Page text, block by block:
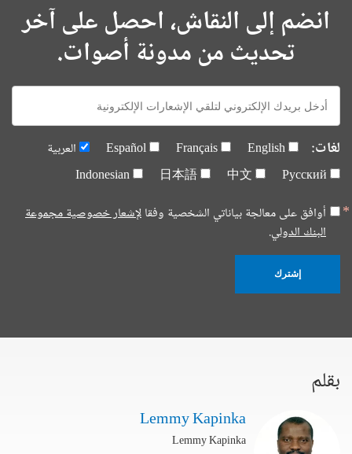
انضم إلى النقاش، احصل على آخر
تحديث من مدونة أصوات.
E-
mail:
لغات: English
Français
Español
العربية
Русский
中文
日本語
Indonesian
أوافق على معالجة بياناتي الشخصية وفقالإشعار خصوصية مجموعة
البنك الدولي.
إشترك
بقلم
Lemmy Kapinka
Lemmy Kapinka